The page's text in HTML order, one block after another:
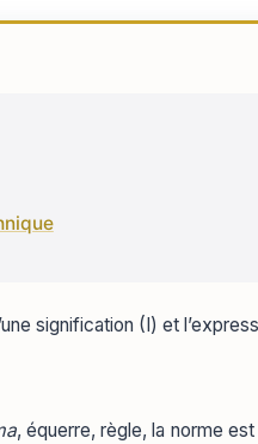
signification (I) et
, équerre, règle, la norme